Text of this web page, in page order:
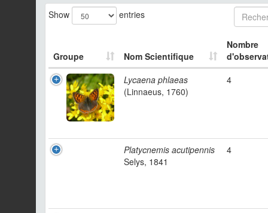
Show entries
Groupe Nom Scientifique
Nombre
Lycaena phlaeas
(Linnaeus, 1760)
4
Platycnemis acutipennis
Selys, 1841
4